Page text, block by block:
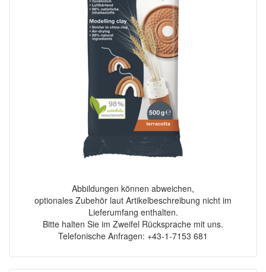
Abbildungen können abweichen,
optionales Zubehör laut Artikelbeschreibung nicht im
Lieferumfang enthalten.
Bitte halten Sie im Zweifel Rücksprache mit uns.
Telefonische Anfragen: +43-1-7153 681